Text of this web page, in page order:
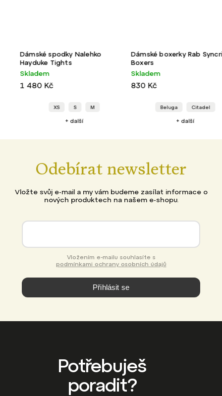
Dámské spodky Nalehko
Hayduke Tights
Skladem
1 480 Kč
S M
Dámské boxerky Rab Syncrino
Boxers
Skladem
830 Kč
Citadel
Odebírat newsletter
Vložte svůj e-mail a my vám budeme zasílat informace o
nových produktech na našem e-shopu.
podmínkami ochrany osobních údajů
Přihlásit se
Potřebuješ
poradit?